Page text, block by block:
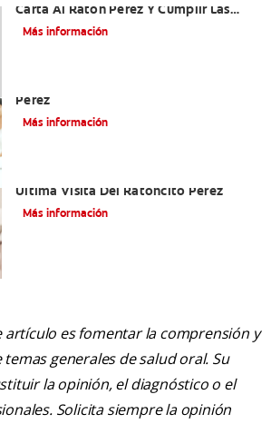
Carta Al Ratón Pérez Y Cumplir Las
Fantasías De Su Hijo/A
Más información
Pérez
Más información
Última Visita Del Ratoncito Pérez
Más información
artículo es fomentar la comprensión y
generales de salud oral. Su
la opinión, el diagnóstico o el
Solicita siempre la opinión